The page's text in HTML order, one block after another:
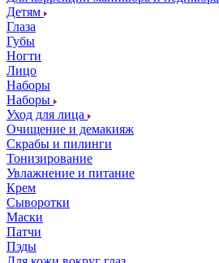
Детям
Глаза
Губы
Ногти
Лицо
Наборы
Наборы
Уход для лица
Очищение и демакияж
Скрабы и пилинги
Тонизирование
Увлажнение и питание
Крем
Сыворотки
Маски
Патчи
Пэды